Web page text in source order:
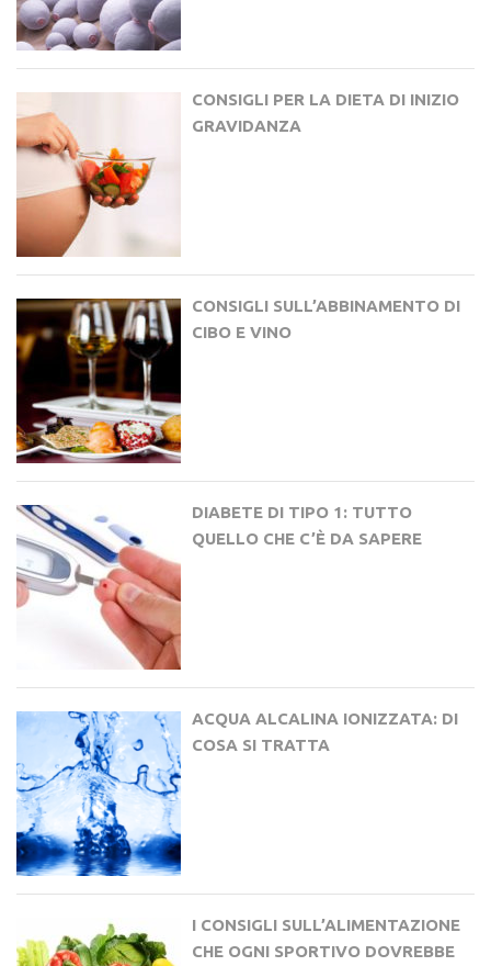
CONSIGLI PER LA DIETA DI INIZIO
GRAVIDANZA
CONSIGLI SULL’ABBINAMENTO DI
CIBO E VINO
DIABETE DI TIPO 1: TUTTO
QUELLO CHE C’È DA SAPERE
ACQUA ALCALINA IONIZZATA: DI
COSA SI TRATTA
I CONSIGLI SULL’ALIMENTAZIONE
CHE OGNI SPORTIVO DOVREBBE